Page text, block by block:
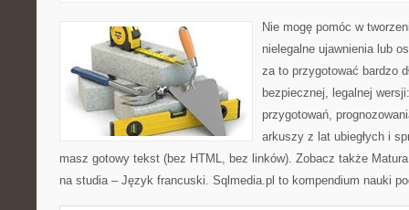
Nie mogę pomóc w
nielegalne ujawnienia lub
za to przygotować bardzo
bezpiecznej, legalnej
przygotowań,
arkuszy z lat ubiegłych i
masz gotowy tekst (bez HTML, bez linków). Zobacz także
na studia – Język francuski. Sqlmedia.pl to kompendium nauki